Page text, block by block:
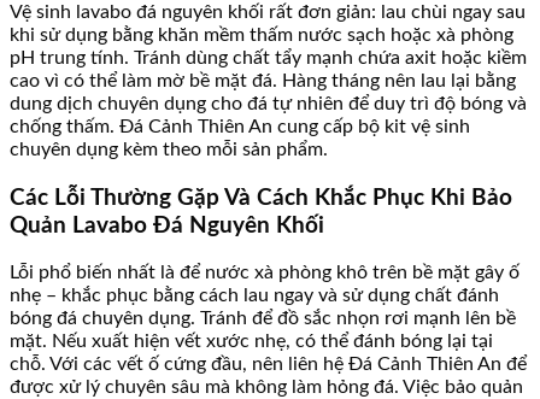
Vệ sinh lavabo đá nguyên khối rất đơn giản: lau chùi ngay sau
khi sử dụng bằng khăn mềm thấm nước sạch hoặc xà phòng
pH trung tính. Tránh dùng chất tẩy mạnh chứa axit hoặc kiềm
cao vì có thể làm mờ bề mặt đá. Hàng tháng nên lau lại bằng
dung dịch chuyên dụng cho đá tự nhiên để duy trì độ bóng và
chống thấm. Đá Cảnh Thiên An cung cấp bộ kit vệ sinh
chuyên dụng kèm theo mỗi sản phẩm.
Các Lỗi Thường Gặp Và Cách Khắc Phục Khi Bảo
Quản Lavabo Đá Nguyên Khối
Lỗi phổ biến nhất là để nước xà phòng khô trên bề mặt gây ố
nhẹ – khắc phục bằng cách lau ngay và sử dụng chất đánh
bóng đá chuyên dụng. Tránh để đồ sắc nhọn rơi mạnh lên bề
mặt. Nếu xuất hiện vết xước nhẹ, có thể đánh bóng lại tại
chỗ. Với các vết ố cứng đầu, nên liên hệ Đá Cảnh Thiên An để
được xử lý chuyên sâu mà không làm hỏng đá. Việc bảo quản